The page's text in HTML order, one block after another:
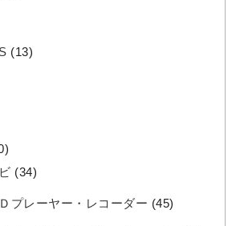
(13)
(34)
プレーヤー・レコーダー (45)